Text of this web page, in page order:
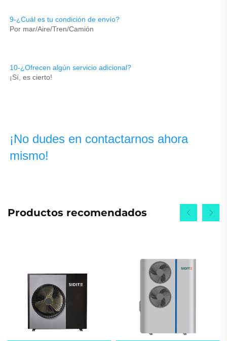
9-¿Cuál es tu condición de envío?
Por mar/Aire/Tren/Camión
10-¿Ofrecen algún servicio adicional?
¡Sí, es cierto!
¡No dudes en contactarnos ahora
mismo!
Productos recomendados